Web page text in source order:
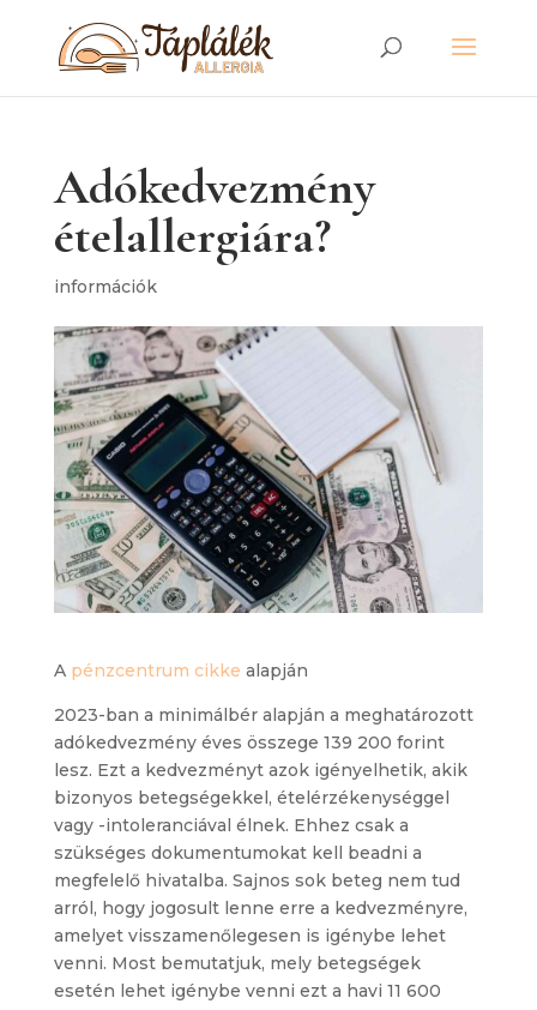
Adókedvezmény
ételallergiára?
információk
A pénzcentrum cikke alapján
2023-ban a minimálbér alapján a meghatározott
adókedvezmény éves összege 139 200 forint
lesz. Ezt a kedvezményt azok igényelhetik, akik
bizonyos betegségekkel, ételérzékenységgel
vagy -intoleranciával élnek. Ehhez csak a
szükséges dokumentumokat kell beadni a
megfelelő hivatalba. Sajnos sok beteg nem tud
arról, hogy jogosult lenne erre a kedvezményre,
amelyet visszamenőlegesen is igénybe lehet
venni. Most bemutatjuk, mely betegségek
esetén lehet igénybe venni ezt a havi 11 600